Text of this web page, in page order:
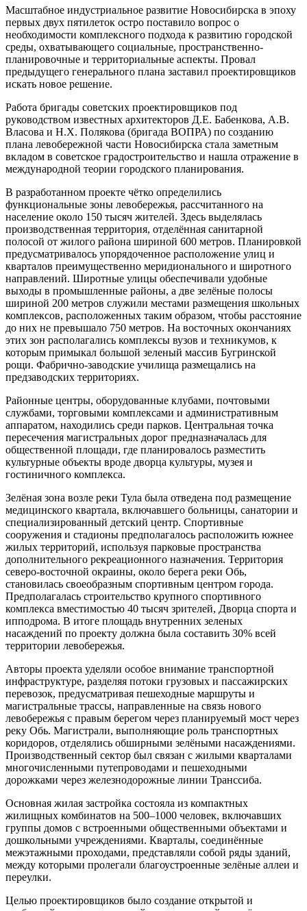
Масштабное индустриальное развитие Новосибирска в эпоху
первых двух пятилеток остро поставило вопрос о
необходимости комплексного подхода к развитию городской
среды, охватывающего социальные, пространственно-
планировочные и территориальные аспекты. Провал
предыдущего генерального плана заставил проектировщиков
искать новое решение.
Работа бригады советских проектировщиков под
руководством известных архитекторов Д.Е. Бабенкова, А.В.
Власова и Н.Х. Полякова (бригада ВОПРА) по созданию
плана левобережной части Новосибирска стала заметным
вкладом в советское градостроительство и нашла отражение в
международной теории городского планирования.
В разработанном проекте чётко определились
функциональные зоны левобережья, рассчитанного на
население около 150 тысяч жителей. Здесь выделялась
производственная территория, отделённая санитарной
полосой от жилого района шириной 600 метров. Планировкой
предусматривалось упорядоченное расположение улиц и
кварталов преимущественно меридионального и широтного
направлений. Широтные улицы обеспечивали удобные
выходы в промышленные районы, а две зелёные полосы
шириной 200 метров служили местами размещения школьных
комплексов, расположенных таким образом, чтобы расстояние
до них не превышало 750 метров. На восточных окончаниях
этих зон располагались комплексы вузов и техникумов, к
которым примыкал большой зеленый массив Бугринской
рощи. Фабрично-заводские училища размещались на
предзаводских территориях.
Районные центры, оборудованные клубами, почтовыми
службами, торговыми комплексами и административным
аппаратом, находились среди парков. Центральная точка
пересечения магистральных дорог предназначалась для
общественной площади, где планировалось разместить
культурные объекты вроде дворца культуры, музея и
гостиничного комплекса.
Зелёная зона возле реки Тула была отведена под размещение
медицинского квартала, включавшего больницы, санатории и
специализированный детский центр. Спортивные
сооружения и стадионы предполагалось расположить южнее
жилых территорий, используя парковые пространства
дополнительного рекреационного назначения. Территория
северо-восточной окраины, около берега реки Обь,
становилась своеобразным спортивным центром города.
Предполагалась строительство крупного спортивного
комплекса вместимостью 40 тысяч зрителей, Дворца спорта и
ипподрома. В итоге площадь внутренних зеленых
насаждений по проекту должна была составить 30% всей
территории левобережья.
Авторы проекта уделяли особое внимание транспортной
инфраструктуре, разделяя потоки грузовых и пассажирских
перевозок, предусматривая пешеходные маршруты и
магистральные трассы, направленные на связь нового
левобережья с правым берегом через планируемый мост через
реку Обь. Магистрали, выполняющие роль транспортных
коридоров, отделялись обширными зелёными насаждениями.
Производственный сектор был связан с жилыми кварталами
многочисленными путепроводами и пешеходными
дорожками через железнодорожные линии Транссиба.
Основная жилая застройка состояла из компактных
жилищных комбинатов на 500–1000 человек, включавших
группы домов с встроенными общественными объектами и
дошкольными учреждениями. Кварталы, соединённые
межэтажными проходами, представляли собой ряды зданий,
между которыми пролегали благоустроенные зелёные аллеи и
переулки.
Целью проектировщиков было создание открытой и